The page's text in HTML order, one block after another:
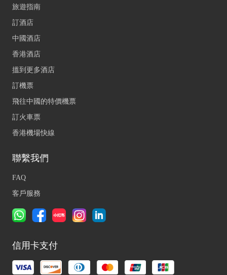
旅遊指南
訂酒店
中國酒店
香港酒店
搵到更多酒店
訂機票
飛往中國的特價機票
訂火車票
香港機場快線
聯繫我們
FAQ
客戶服務
信用卡支付